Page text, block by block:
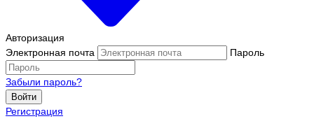
Авторизация
Электронная почта
Пароль
Забыли пароль?
Войти
Регистрация